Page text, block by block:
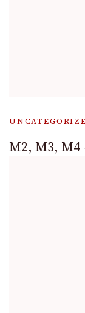
M2, M3, M4